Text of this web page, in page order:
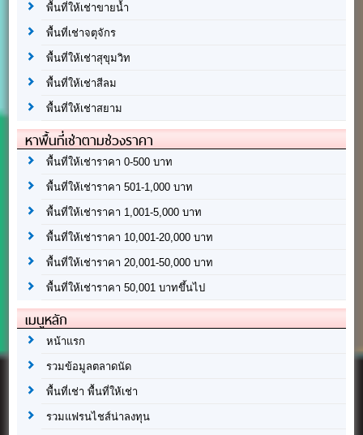
พื้นที่ให้เช่าขายน้ำ
พื้นที่เช่าจตุจักร
พื้นที่ให้เช่าสุขุมวิท
พื้นที่ให้เช่าสีลม
พื้นที่ให้เช่าสยาม
หาพื้นที่เช่าตามช่วงราคา
พื้นที่ให้เช่าราคา 0-500 บาท
พื้นที่ให้เช่าราคา 501-1,000 บาท
พื้นที่ให้เช่าราคา 1,001-5,000 บาท
พื้นที่ให้เช่าราคา 10,001-20,000 บาท
พื้นที่ให้เช่าราคา 20,001-50,000 บาท
พื้นที่ให้เช่าราคา 50,001 บาทขึ้นไป
เมนูหลัก
หน้าแรก
รวมข้อมูลตลาดนัด
พื้นที่เช่า พื้นที่ให้เช่า
รวมแฟรนไชส์น่าลงทุน